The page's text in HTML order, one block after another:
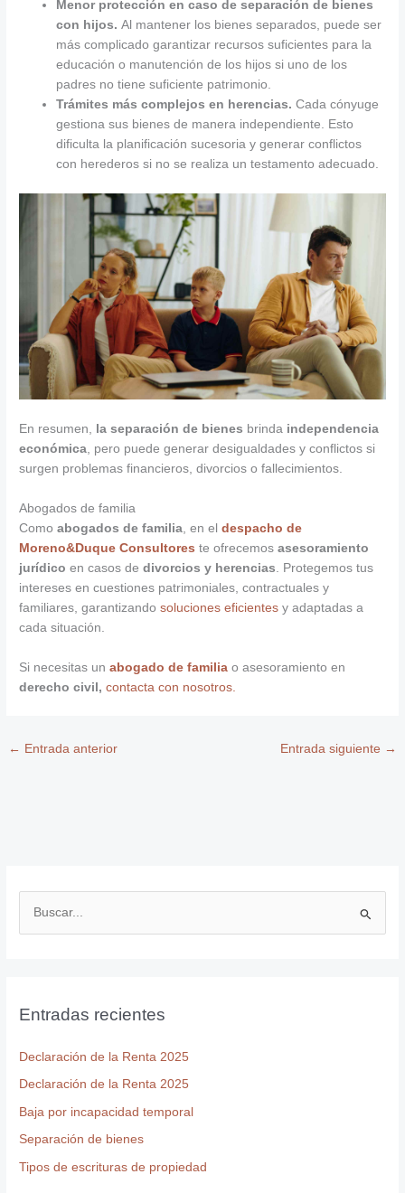
Menor protección en caso de separación de bienes
con hijos.Al mantener los bienes separados, puede ser
más complicado garantizar recursos suficientes para la
educación o manutención de los hijos si uno de los
padres no tiene suficiente patrimonio.
Trámites más complejos en herencias.Cada cónyuge
gestiona sus bienes de manera independiente. Esto
dificulta la planificación sucesoria y generar conflictos
con herederos si no se realiza un testamento adecuado.
En resumen, la separación de bienes brinda independencia
económica, pero puede generar desigualdades y conflictos si
surgen problemas financieros, divorcios o fallecimientos.
Abogados de familia
Comoabogados de familia , en eldespacho de
Moreno&Duque Consultores te ofrecemosasesoramiento
jurídico en casos dedivorcios y herencias . Protegemos tus
intereses en cuestiones patrimoniales, contractuales y
familiares, garantizandosoluciones eficientes y adaptadas a
cada situación.
Si necesitas unabogado de familia o asesoramiento en
derecho civil, contacta con nosotros.
← Entrada anterior Entrada siguiente →
a
p
o
r
:
Entradas recientes
Declaración de la Renta 2025
Declaración de la Renta 2025
Baja por incapacidad temporal
Separación de bienes
Tipos de escrituras de propiedad